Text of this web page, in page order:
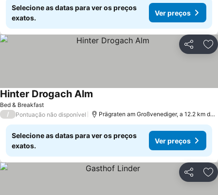
Selecione as datas para ver os preços
exatos.
Ver preços
Partilhar
Bed & Breakfast
Hinter Drogach Alm
/ Pontuação não disponível Prägraten am Großvenediger, a 12.2 km de St. Jakob im Defereggental
Selecione as datas para ver os preços
exatos.
Ver preços
Partilhar